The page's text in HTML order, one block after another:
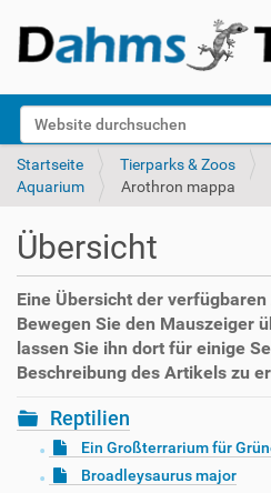
Website durchsuchen
k
Startseite Tierparks & Zoos
Aquarium
Arothron mappa
Übersicht
Eine Übersicht der
Bewegen Sie den Mauszeiger
lassen Sie ihn dort für einige
Beschreibung des Artikels zu
Reptilien
Ein Großterrarium für
Broadleysaurus major